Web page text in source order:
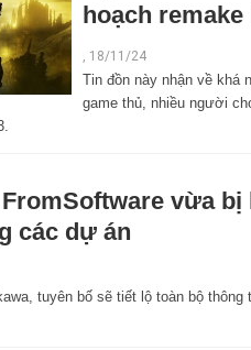
hoạch
, 18/11/24
Tin đồn này nhận về khá
game thủ, nhiều người
vừa
các dự án
tuyên bố sẽ tiết lộ toàn bộ